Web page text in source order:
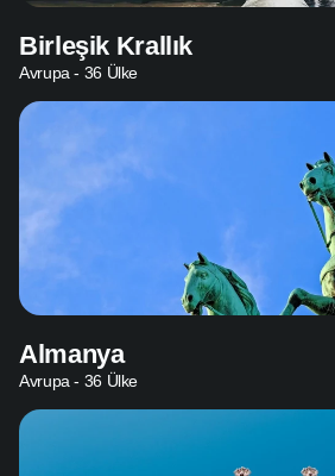
Birleşik Krallık
Avrupa - 36 Ülke
Almanya
Avrupa - 36 Ülke